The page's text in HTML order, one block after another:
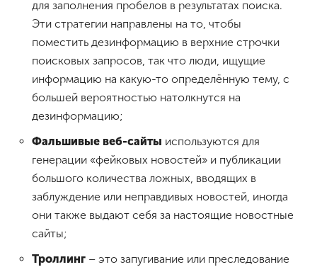
для заполнения пробелов в результатах поиска.
Эти стратегии направлены на то, чтобы
поместить дезинформацию в верхние строчки
поисковых запросов, так что люди, ищущие
информацию на какую-то определённую тему, с
большей вероятностью натолкнутся на
дезинформацию;
Фальшивые веб-сайты используются для
генерации «фейковых новостей» и публикации
большого количества ложных, вводящих в
заблуждение или неправдивых новостей, иногда
они также выдают себя за настоящие новостные
сайты;
Троллинг – это запугивание или преследование